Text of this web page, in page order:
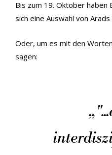
Bis zum 19. Oktober haben
sich eine Auswahl von
Oder, um es mit den
sagen:
„